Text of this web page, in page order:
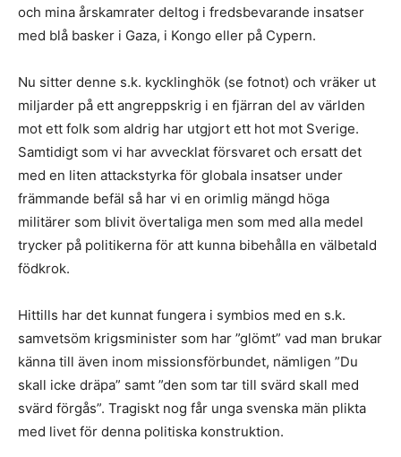
och mina årskamrater deltog i fredsbevarande insatser
med blå basker i Gaza, i Kongo eller på Cypern.
Nu sitter denne s.k. kycklinghök (se fotnot) och vräker ut
miljarder på ett angreppskrig i en fjärran del av världen
mot ett folk som aldrig har utgjort ett hot mot Sverige.
Samtidigt som vi har avvecklat försvaret och ersatt det
med en liten attackstyrka för globala insatser under
främmande befäl så har vi en orimlig mängd höga
militärer som blivit övertaliga men som med alla medel
trycker på politikerna för att kunna bibehålla en välbetald
födkrok.
Hittills har det kunnat fungera i symbios med en s.k.
samvetsöm krigsminister som har ”glömt” vad man brukar
känna till även inom missionsförbundet, nämligen ”Du
skall icke dräpa” samt ”den som tar till svärd skall med
svärd förgås”. Tragiskt nog får unga svenska män plikta
med livet för denna politiska konstruktion.